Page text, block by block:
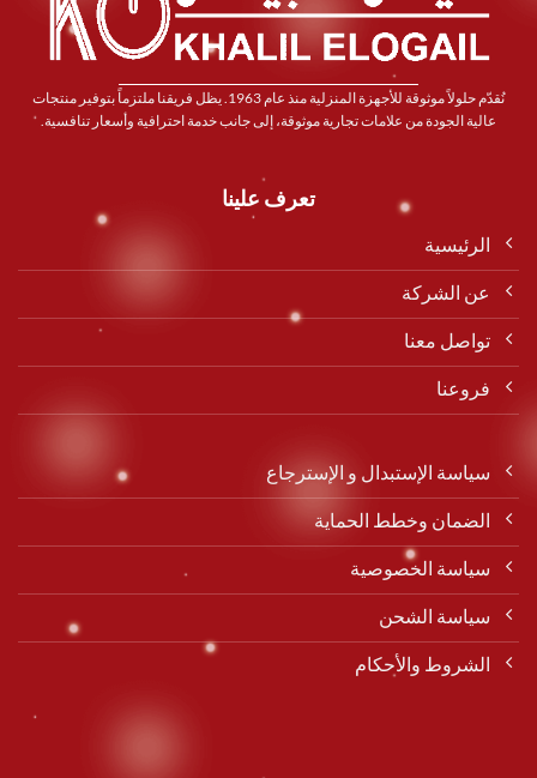
نُقدّم حلولاً موثوقة للأجهزة المنزلية منذ عام 1963. يظل فريقنا ملتزماً بتوفير منتجات
عالية الجودة من علامات تجارية موثوقة، إلى جانب خدمة احترافية وأسعار تنافسية.
تعرف علينا
الرئيسية
عن الشركة
تواصل معنا
فروعنا
سياسة الإستبدال و الإسترجاع
الضمان وخطط الحماية
سياسة الخصوصية
سياسة الشحن
الشروط والأحكام